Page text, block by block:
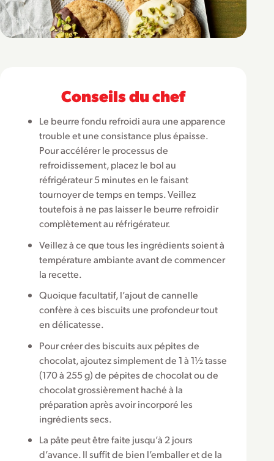
Conseils du chef
Le beurre fondu refroidi aura une apparence
trouble et une consistance plus épaisse.
Pour accélérer le processus de
refroidissement, placez le bol au
réfrigérateur 5 minutes en le faisant
tournoyer de temps en temps. Veillez
toutefois à ne pas laisser le beurre refroidir
complètement au réfrigérateur.
Veillez à ce que tous les ingrédients soient à
température ambiante avant de commencer
la recette.
Quoique facultatif, l’ajout de cannelle
confère à ces biscuits une profondeur tout
en délicatesse.
Pour créer des biscuits aux pépites de
chocolat, ajoutez simplement de 1 à 1½ tasse
(170 à 255 g) de pépites de chocolat ou de
chocolat grossièrement haché à la
préparation après avoir incorporé les
ingrédients secs.
La pâte peut être faite jusqu’à 2 jours
d’avance. Il suffit de bien l’emballer et de la